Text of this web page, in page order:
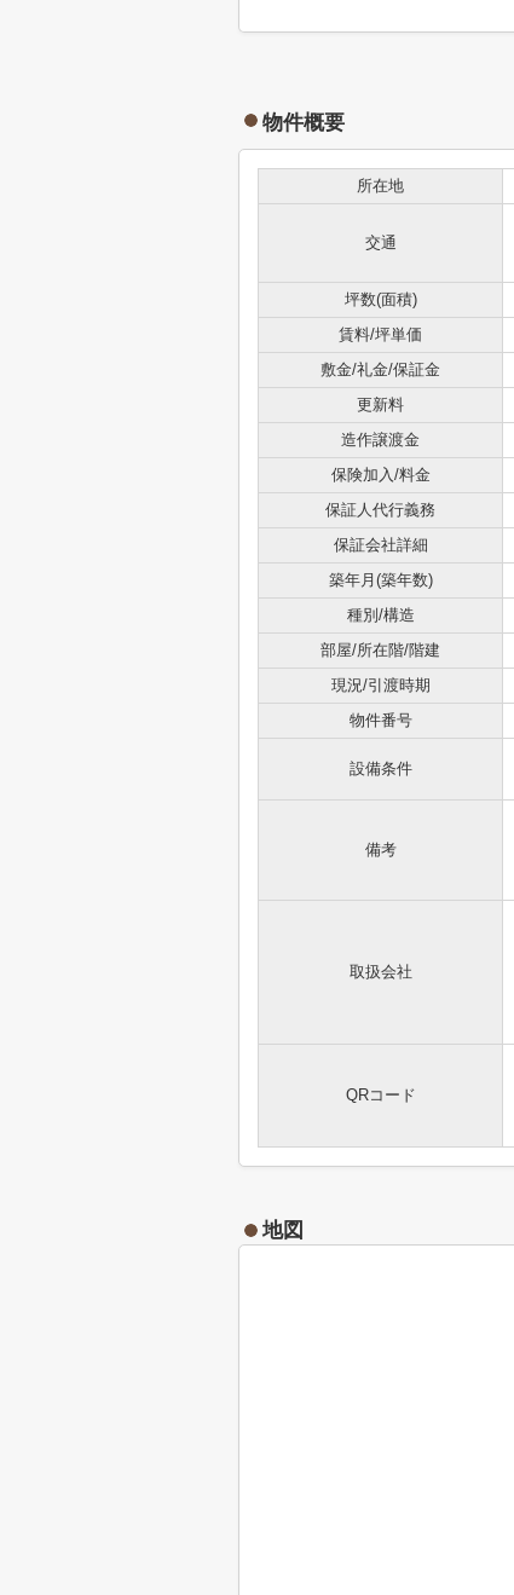
物件概要
所在地
交通
坪数(面積)
賃料/坪単価
敷金/礼金/保証金
更新料
造作譲渡金
保険加入/料金
保証人代行義務
保証会社詳細
築年月(築年数)
種別/構造
部屋/所在階/階建
現況/引渡時期
物件番号
設備条件
備考
取扱会社
QRコード
地図